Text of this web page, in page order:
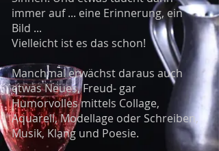
immer auf ... eine Erinnerung, ein
Bild ...
Vielleicht ist es das schon!
Manchmal erwächst daraus auch
etwas Neues, Freud- gar
Humorvolles mittels Collage,
Aquarell, Modellage oder Schreiben,
Musik, Klang und Poesie.